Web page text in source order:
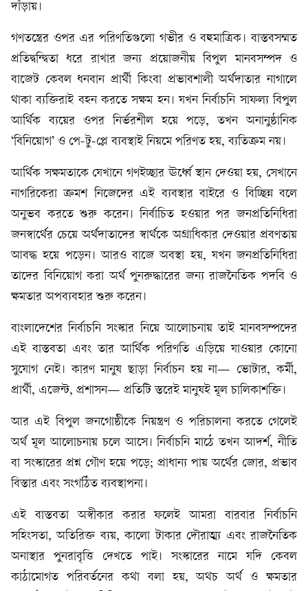
দাঁড়ায়।
গণতন্ত্রের ওপর এর পরিণতিগুলো গভীর ও বহুমাত্রিক। বাস্তবসম্মত
প্রতিদ্বন্দ্বিতা ধরে রাখার জন্য প্রয়োজনীয় বিপুল মানবসম্পদ ও
বাজেট কেবল ধনবান প্রার্থী কিংবা প্রভাবশালী অর্থদাতার নাগালে
থাকা ব্যক্তিরাই বহন করতে সক্ষম হন। যখন নির্বাচনি সাফল্য বিপুল
আর্থিক ব্যয়ের ওপর নির্ভরশীল হয়ে পড়ে, তখন অনানুষ্ঠানিক
‘বিনিয়োগ’ ও পে-টু-প্লে ব্যবস্থাই নিয়মে পরিণত হয়, ব্যতিক্রম নয়।
আর্থিক সক্ষমতাকে যেখানে গণইচ্ছার ঊর্ধ্বে স্থান দেওয়া হয়, সেখানে
নাগরিকেরা ক্রমশ নিজেদের এই ব্যবস্থার বাইরে ও বিচ্ছিন্ন বলে
অনুভব করতে শুরু করেন। নির্বাচিত হওয়ার পর জনপ্রতিনিধিরা
জনস্বার্থের চেয়ে অর্থদাতাদের স্বার্থকে অগ্রাধিকার দেওয়ার প্রবণতায়
আবদ্ধ হয়ে পড়েন। আরও বাজে অবস্থা হয়, যখন জনপ্রতিনিধিরা
তাদের বিনিয়োগ করা অর্থ পুনরুদ্ধারের জন্য রাজনৈতিক পদবি ও
ক্ষমতার অপব্যবহার শুরু করেন।
বাংলাদেশের নির্বাচনি সংস্কার নিয়ে আলোচনায় তাই মানবসম্পদের
এই বাস্তবতা এবং তার আর্থিক পরিণতি এড়িয়ে যাওয়ার কোনো
সুযোগ নেই। কারণ মানুষ ছাড়া নির্বাচন হয় না— ভোটার, কর্মী,
প্রার্থী, এজেন্ট, প্রশাসন— প্রতিটি স্তরেই মানুষই মূল চালিকাশক্তি।
আর এই বিপুল জনগোষ্ঠীকে নিয়ন্ত্রণ ও পরিচালনা করতে গেলেই
অর্থ মূল আলোচনায় চলে আসে। নির্বাচনি মাঠে তখন আদর্শ, নীতি
বা সংস্কারের প্রশ্ন গৌণ হয়ে পড়ে; প্রাধান্য পায় অর্থের জোর, প্রভাব
বিস্তার এবং সংগঠিত ব্যবস্থাপনা।
এই বাস্তবতা অস্বীকার করার ফলেই আমরা বারবার নির্বাচনি
সহিংসতা, অতিরিক্ত ব্যয়, কালো টাকার দৌরাত্ম্য এবং রাজনৈতিক
অনাস্থার পুনরাবৃত্তি দেখতে পাই। সংস্কারের নামে যদি কেবল
কাঠামোগত পরিবর্তনের কথা বলা হয়, অথচ অর্থ ও ক্ষমতার